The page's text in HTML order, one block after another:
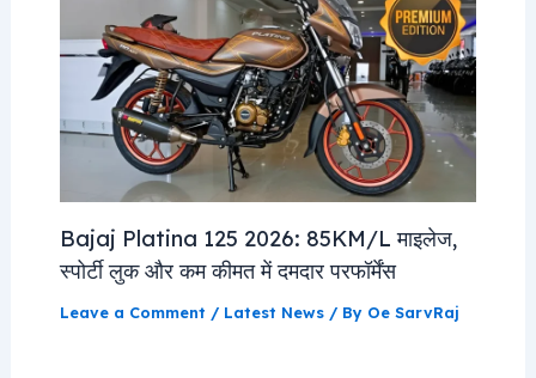
Bajaj Platina 125 2026: 85KM/L माइलेज,
स्पोर्टी लुक और कम कीमत में दमदार परफॉर्मेंस
Leave a Comment / Latest News/ By Oe SarvRaj